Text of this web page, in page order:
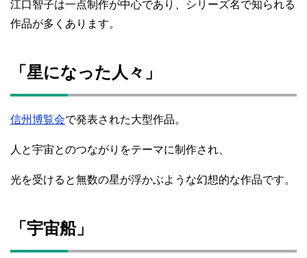
江口智子は一点制作が中心であり、シリーズ名で知られる
作品が多くあります。
「星になった人々」
信州博覧会で発表された大型作品。
人と宇宙とのつながりをテーマに制作され、
光を受けると無数の星が浮かぶような幻想的な作品です。
「宇宙船」